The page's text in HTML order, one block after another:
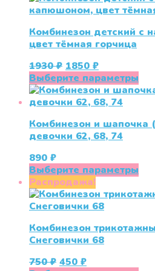
на
Комбинезон детский с
цвет тёмная горчица
1930₽ Первоначальная
цена
составляла
1930 ₽.
1850 ₽Текущая
цена:
1850 ₽.
Выберите параметры
на
Комбинезон и шапочка
девочки 62, 68, 74
890 ₽
Выберите параметры
на
Распродажа!
Комбинезон
Снеговички 68
750₽ Первоначальная
450 ₽Текущая